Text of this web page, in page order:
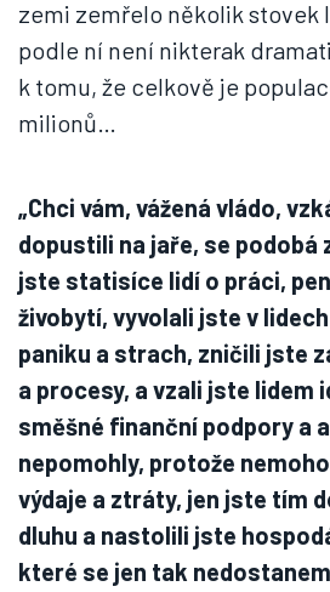
zemi zemřelo několik stovek
podle ní není nikterak
k tomu, že celkově je
milionů…
„Chci vám, vážená vládo,
dopustili na jaře, se podobá
jste statisíce lidí o práci,
živobytí, vyvolali jste v
paniku a strach, zničili jste
a procesy, a vzali jste lidem
směšné finanční podpory a
nepomohly, protože
výdaje a ztráty, jen jste tím
dluhu a nastolili jste
které se jen tak